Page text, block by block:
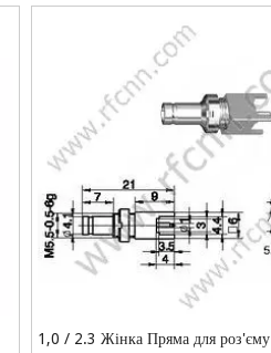
1,0 / 2.3 Жінка Пряма для роз'єму